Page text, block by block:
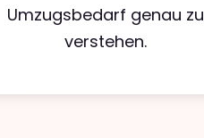
Umzugsbedarf genau zu
verstehen.